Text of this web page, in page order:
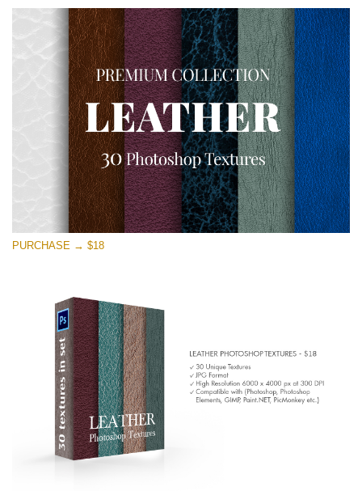
Small 800*533px
Real Leather
(30 Textures)
Large 6000*4000px
Entire Collection
(1783 Overlays)
Large 6000*4000px
Free download
PURCHASE → $18